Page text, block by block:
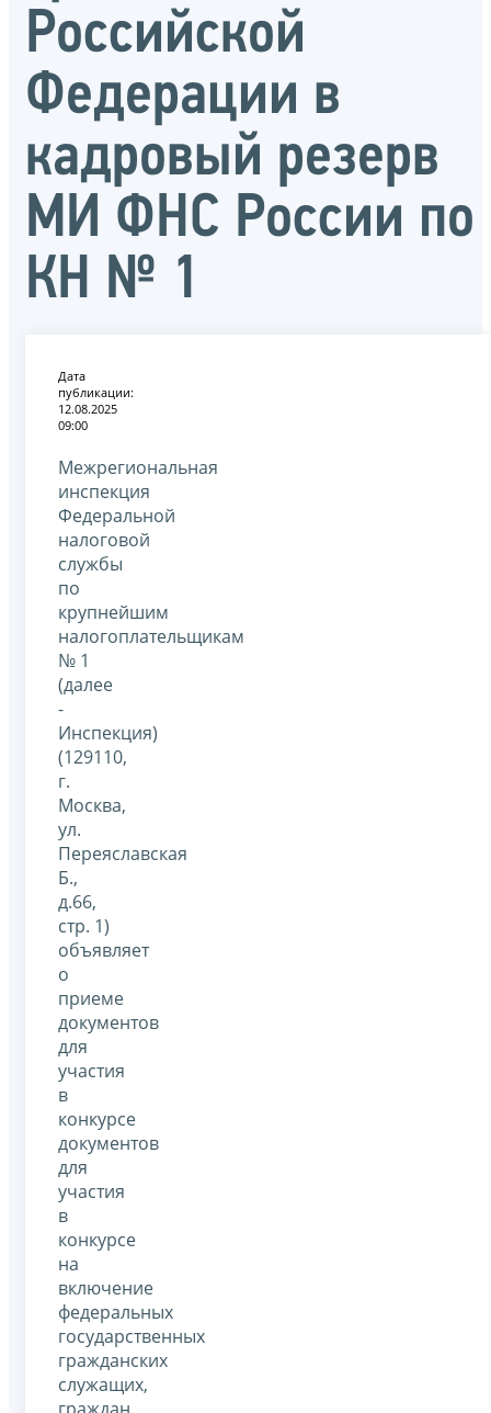
Российской
Федерации в
кадровый резерв
МИ ФНС России по
КН № 1
Дата
публикации:
12.08.2025
09:00
Межрегиональная
инспекция
Федеральной
налоговой
службы
по
крупнейшим
налогоплательщикам
№ 1
(далее
-
Инспекция)
(129110,
г.
Москва,
ул.
Переяславская
Б.,
д.66,
стр. 1)
объявляет
о
приеме
документов
для
участия
в
конкурсе
документов
для
участия
в
конкурсе
на
включение
федеральных
государственных
гражданских
служащих,